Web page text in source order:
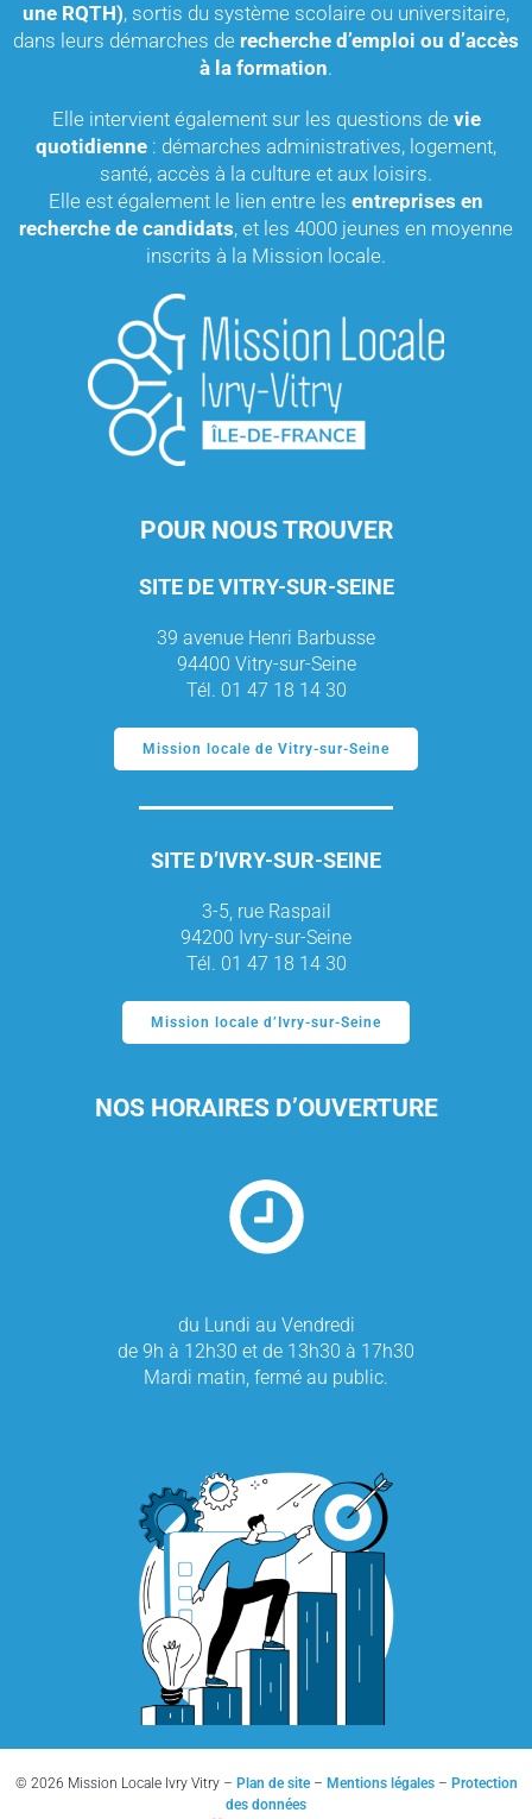
une RQTH), sortis du système scolaire ou universitaire,
dans leurs démarches de recherche d’emploi ou d’accès
à la formation.
Elle intervient également sur les questions de vie
quotidienne : démarches administratives, logement,
santé, accès à la culture et aux loisirs.
Elle est également le lien entre les entreprises en
recherche de candidats, et les 4000 jeunes en moyenne
inscrits à la Mission locale.
POUR NOUS TROUVER
SITE DE VITRY-SUR-SEINE
39 avenue Henri Barbusse
94400 Vitry-sur-Seine
Tél. 01 47 18 14 30
Mission locale de Vitry-sur-Seine
SITE D’IVRY-SUR-SEINE
3-5, rue Raspail
94200 Ivry-sur-Seine
Tél. 01 47 18 14 30
Mission locale d’Ivry-sur-Seine
NOS HORAIRES D’OUVERTURE
du Lundi au Vendredi
de 9h à 12h30 et de 13h30 à 17h30
Mardi matin, fermé au public.
© 2026 Mission Locale Ivry Vitry – Plan de site– Mentions légales– Protection
des données